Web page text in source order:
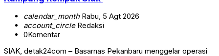
calendar_monthRabu, 5 Agt 2026
account_circleRedaksi
0Komentar
SIAK, detak24com – Basarnas Pekanbaru menggelar operasi